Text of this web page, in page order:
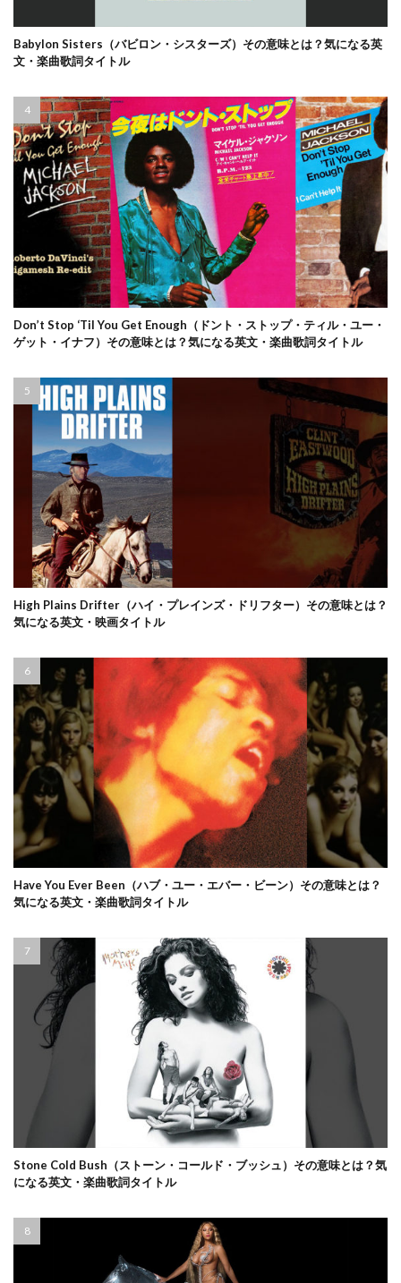
Babylon Sisters（バビロン・シスターズ）その意味とは？気になる英
文・楽曲歌詞タイトル
Don’t Stop ‘Til You Get Enough（ドント・ストップ・ティル・ユー・
ゲット・イナフ）その意味とは？気になる英文・楽曲歌詞タイトル
High Plains Drifter（ハイ・プレインズ・ドリフター）その意味とは？
気になる英文・映画タイトル
Have You Ever Been（ハブ・ユー・エバー・ビーン）その意味とは？
気になる英文・楽曲歌詞タイトル
Stone Cold Bush（ストーン・コールド・ブッシュ）その意味とは？気
になる英文・楽曲歌詞タイトル